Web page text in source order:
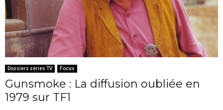
Dossiers séries TV Focus
Gunsmoke : La diffusion oubliée en
1979 sur TF1